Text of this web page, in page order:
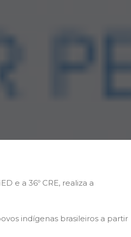
e a 36º CRE, realiza a
indígenas brasileiros a partir